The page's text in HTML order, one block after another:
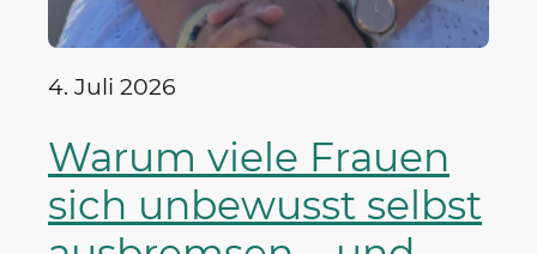
4. Juli 2026
Warum viele Frauen
sich unbewusst selbst